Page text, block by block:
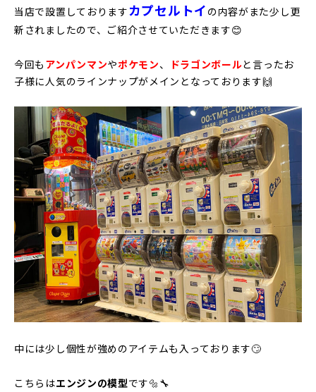
当店で設置しておりますカプセルトイ の内容がまた少し更
新されましたので、ご紹介させていただきます😊
今回も アンパンマンやポケモン、 ドラゴンボールと言ったお
子様に人気のラインナップがメインとなっております🙌
中には少し個性が強めのアイテムも入っております🙄
こちらはエンジンの模型です🔩🔧